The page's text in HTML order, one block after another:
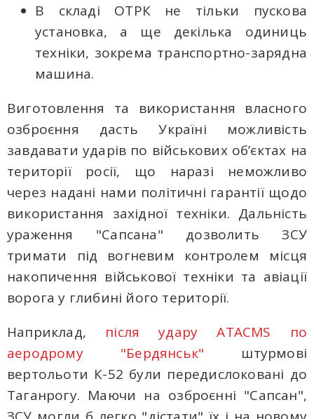
В складі ОТРК не тільки пускова
установка, а ще декілька одиниць
техніки, зокрема транспортно-зарядна
машина.
Виготовлення та використання власного
озброєння дасть Україні можливість
завдавати ударів по військових об’єктах на
території росії, що наразі неможливо
через надані нами політичні гарантії щодо
використання західної техніки. Дальність
ураження "Сапсана" дозволить ЗСУ
тримати під вогневим контролем місця
накопичення військової техніки та авіації
ворога у глибині його території.
Наприклад, після удару ATACMS по
аеродрому "Бердянськ" штурмові
вертольоти К-52 були передислоковані до
Таганрогу. Маючи на озброєнні "Сапсан",